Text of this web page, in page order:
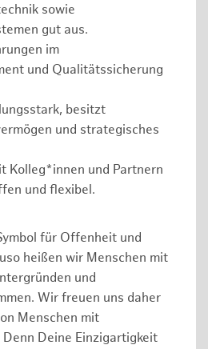
sowie
gut aus.
im
und Qualitätssicherung
besitzt
und strategisches
Kolleg*innen und Partnern
und flexibel.
für Offenheit und
heißen wir Menschen mit
und
Wir freuen uns daher
Menschen mit
Deine Einzigartigkeit